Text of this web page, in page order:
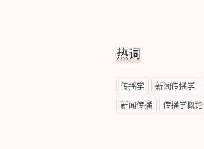
热词
传播学 新闻传播学
新闻传播 传播学概论